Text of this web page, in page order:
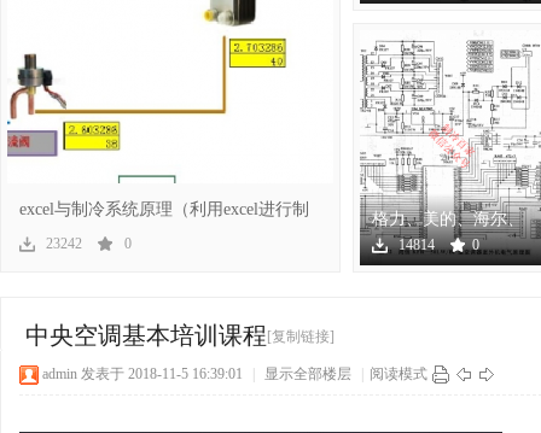
excel与制冷系统原理（利用excel进行制
冷系
23242 0
格力、美的、海尔、
海信、奥克斯几十个
空调
14814 0
中央空调基本培训课程 [复制链接]
admin 发表于 2018-11-5 16:39:01 显示全部楼层 阅读模式